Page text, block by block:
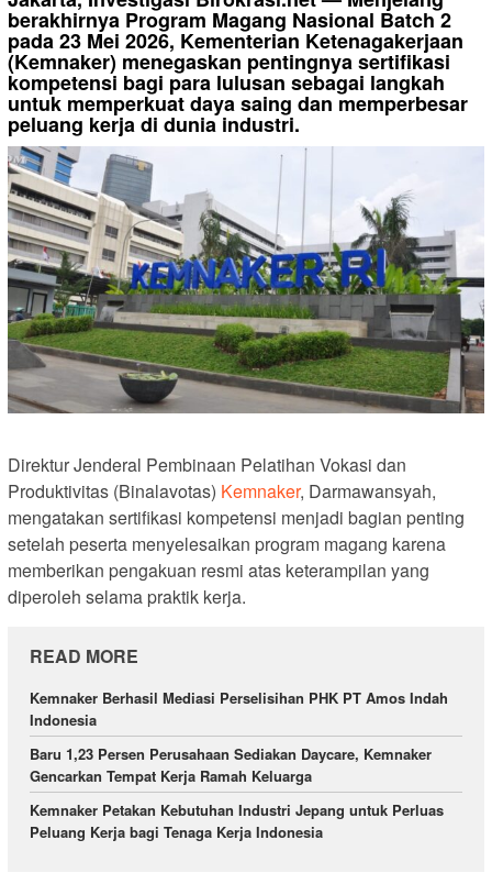
berakhirnya Program Magang Nasional Batch 2
pada 23 Mei 2026, Kementerian Ketenagakerjaan
(Kemnaker) menegaskan pentingnya sertifikasi
kompetensi bagi para lulusan sebagai langkah
untuk memperkuat daya saing dan memperbesar
peluang kerja di dunia industri.
Direktur Jenderal Pembinaan Pelatihan Vokasi dan
Produktivitas (Binalavotas) Kemnaker, Darmawansyah,
mengatakan sertifikasi kompetensi menjadi bagian penting
setelah peserta menyelesaikan program magang karena
memberikan pengakuan resmi atas keterampilan yang
diperoleh selama praktik kerja.
READ MORE
Kemnaker Berhasil Mediasi Perselisihan PHK PT Amos Indah
Indonesia
Baru 1,23 Persen Perusahaan Sediakan Daycare, Kemnaker
Gencarkan Tempat Kerja Ramah Keluarga
Kemnaker Petakan Kebutuhan Industri Jepang untuk Perluas
Peluang Kerja bagi Tenaga Kerja Indonesia